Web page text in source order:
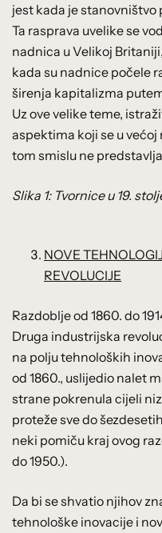
jest kada je
Ta rasprava uvelike se
nadnica u Velikoj
kada su nadnice počele
širenja kapitalizma
Uz ove velike teme,
aspektima koji se u
tom smislu ne
Slika 1: Tvornice u 19.
NOVE
REVOLUCIJE
Razdoblje od 1860. do
Druga industrijska
na polju tehnoloških
od 1860., uslijedio nalet
strane pokrenula cijeli
proteže sve do
neki pomiču kraj ovog
do 1950.).
Da bi se shvatio njihov
tehnološke inovacije i